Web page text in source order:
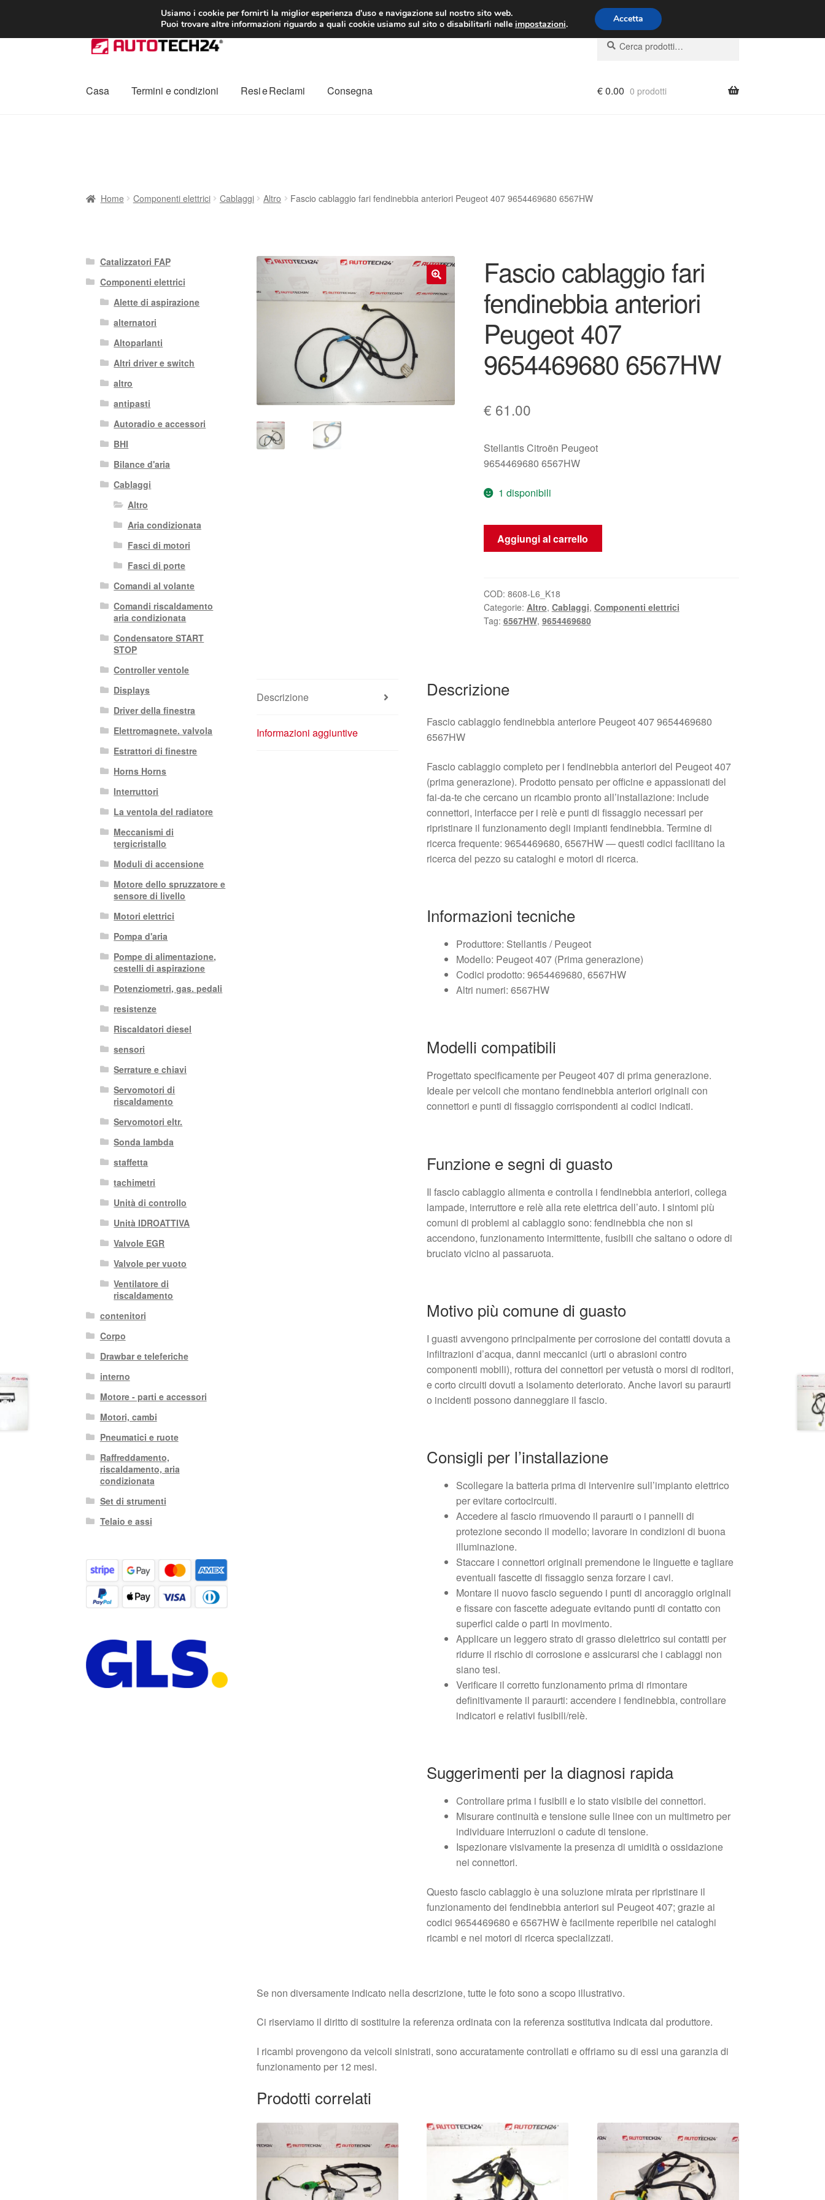
CONSEGNA da 7 EUR Lun-Ven 9:00 - 16:00 800 580 290
Vai
alla
Vai
al
Cerca:
Cerca
Casa Termini e condizioni Resi e Reclami Consegna €0.00 0 prodotti
Home Componenti elettrici Cablaggi Altro Fascio cablaggio fari fendinebbia anteriori Peugeot 407 9654469680 6567HW
🔍
Fascio cablaggio fari
fendinebbia anteriori
Peugeot 407
9654469680 6567HW
€ 61.00
Stellantis Citroën Peugeot
9654469680 6567HW
1 disponibili
Fascio
cablaggio
anteriori
Peugeot
407
Aggiungi al carrello
COD: 8608-L6_K18
Categorie: Altro, Cablaggi, Componenti elettrici
Tag: 6567HW, 9654469680
Descrizione
Informazioni aggiuntive
Descrizione
Fascio cablaggio fendinebbia anteriore Peugeot 407 9654469680
6567HW
Fascio cablaggio completo per i fendinebbia anteriori del Peugeot 407
(prima generazione). Prodotto pensato per officine e appassionati del
fai-da-te che cercano un ricambio pronto all’installazione: include
connettori, interfacce per i relè e punti di fissaggio necessari per
ripristinare il funzionamento degli impianti fendinebbia. Termine di
ricerca frequente: 9654469680, 6567HW — questi codici facilitano la
ricerca del pezzo su cataloghi e motori di ricerca.
Informazioni tecniche
Produttore: Stellantis / Peugeot
Modello: Peugeot 407 (Prima generazione)
Codici prodotto: 9654469680, 6567HW
Altri numeri: 6567HW
Modelli compatibili
Progettato specificamente per Peugeot 407 di prima generazione.
Ideale per veicoli che montano fendinebbia anteriori originali con
connettori e punti di fissaggio corrispondenti ai codici indicati.
Funzione e segni di guasto
Il fascio cablaggio alimenta e controlla i fendinebbia anteriori, collega
lampade, interruttore e relè alla rete elettrica dell’auto. I sintomi più
comuni di problemi al cablaggio sono: fendinebbia che non si
accendono, funzionamento intermittente, fusibili che saltano o odore di
bruciato vicino al passaruota.
Motivo più comune di guasto
I guasti avvengono principalmente per corrosione dei contatti dovuta a
infiltrazioni d’acqua, danni meccanici (urti o abrasioni contro
componenti mobili), rottura dei connettori per vetustà o morsi di roditori,
e corto circuiti dovuti a isolamento deteriorato. Anche lavori su paraurti
o incidenti possono danneggiare il fascio.
Consigli per l’installazione
Scollegare la batteria prima di intervenire sull’impianto elettrico
per evitare cortocircuiti.
Accedere al fascio rimuovendo il paraurti o i pannelli di
protezione secondo il modello; lavorare in condizioni di buona
illuminazione.
Staccare i connettori originali premendone le linguette e tagliare
eventuali fascette di fissaggio senza forzare i cavi.
Montare il nuovo fascio seguendo i punti di ancoraggio originali
e fissare con fascette adeguate evitando punti di contatto con
superfici calde o parti in movimento.
Applicare un leggero strato di grasso dielettrico sui contatti per
ridurre il rischio di corrosione e assicurarsi che i cablaggi non
siano tesi.
Verificare il corretto funzionamento prima di rimontare
definitivamente il paraurti: accendere i fendinebbia, controllare
indicatori e relativi fusibili/relè.
Suggerimenti per la diagnosi rapida
Controllare prima i fusibili e lo stato visibile dei connettori.
Misurare continuità e tensione sulle linee con un multimetro per
individuare interruzioni o cadute di tensione.
Ispezionare visivamente la presenza di umidità o ossidazione
nei connettori.
Questo fascio cablaggio è una soluzione mirata per ripristinare il
funzionamento dei fendinebbia anteriori sul Peugeot 407; grazie ai
codici 9654469680 e 6567HW è facilmente reperibile nei cataloghi
ricambi e nei motori di ricerca specializzati.
Se non diversamente indicato nella descrizione, tutte le foto sono a scopo illustrativo.
Ci riserviamo il diritto di sostituire la referenza ordinata con la referenza sostitutiva indicata dal produttore.
I ricambi provengono da veicoli sinistrati, sono accuratamente controllati e offriamo su di essi una garanzia di
funzionamento per 12 mesi.
Prodotti correlati
Catalizzatori FAP
Componenti elettrici
Alette di aspirazione
alternatori
Altoparlanti
Altri driver e switch
altro
antipasti
Autoradio e accessori
BHI
Bilance d'aria
Cablaggi
Altro
Aria condizionata
Fasci di motori
Fasci di porte
Comandi al volante
Comandi riscaldamento
aria condizionata
Condensatore START
STOP
Controller ventole
Displays
Driver della finestra
Elettromagnete. valvola
Estrattori di finestre
Horns Horns
Interruttori
La ventola del radiatore
Meccanismi di
tergicristallo
Moduli di accensione
Motore dello spruzzatore e
sensore di livello
Motori elettrici
Pompa d'aria
Pompe di alimentazione,
cestelli di aspirazione
Potenziometri, gas. pedali
resistenze
Riscaldatori diesel
sensori
Serrature e chiavi
Servomotori di
riscaldamento
Servomotori eltr.
Sonda lambda
staffetta
tachimetri
Unità di controllo
Unità IDROATTIVA
Valvole EGR
Valvole per vuoto
Ventilatore di
riscaldamento
contenitori
Corpo
Drawbar e teleferiche
interno
Motore - parti e accessori
Motori, cambi
Pneumatici e ruote
Raffreddamento,
riscaldamento, aria
condizionata
Set di strumenti
Telaio e assi
Usiamo i cookie per fornirti la miglior esperienza d'uso e navigazione sul nostro sito web.
Puoi trovare altre informazioni riguardo a quali cookie usiamo sul sito o disabilitarli nelle impostazioni. Accetta